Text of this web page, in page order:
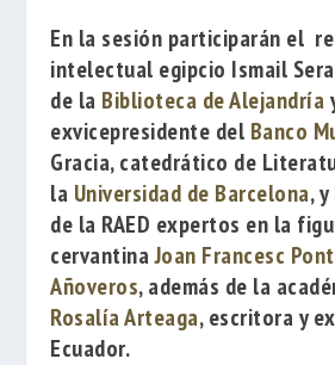
En la sesión participarán el
intelectual egipcio Ismail
de la Biblioteca de Alejandría
exvicepresidente del Banco
Gracia, catedrático de
la Universidad de Barcelona,
de la RAED expertos en la
cervantinaJoan Francesc Pont
Añoveros, además de la
Rosalía Arteaga, escritora y
Ecuador.